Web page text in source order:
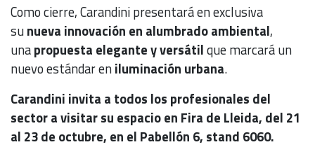
Como cierre, Carandini presentará en exclusiva
sunueva innovación en alumbrado ambiental,
unapropuesta elegante y versátilque marcará un
nuevo estándar eniluminación urbana.
Carandini invita a todos los profesionales del
sector a visitar su espacio en Fira de Lleida, del 21
al 23 de octubre, en el Pabellón 6, stand 6060.